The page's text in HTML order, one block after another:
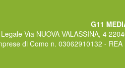
G11
Via NUOVA VALASSINA, 4
di Como n. 03062910132 -